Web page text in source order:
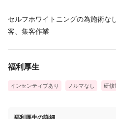
セルフホワイトニングの為施術な
客、集客作業
福利厚生
インセンティブあり ノルマなし 研修
福利厚生の詳細